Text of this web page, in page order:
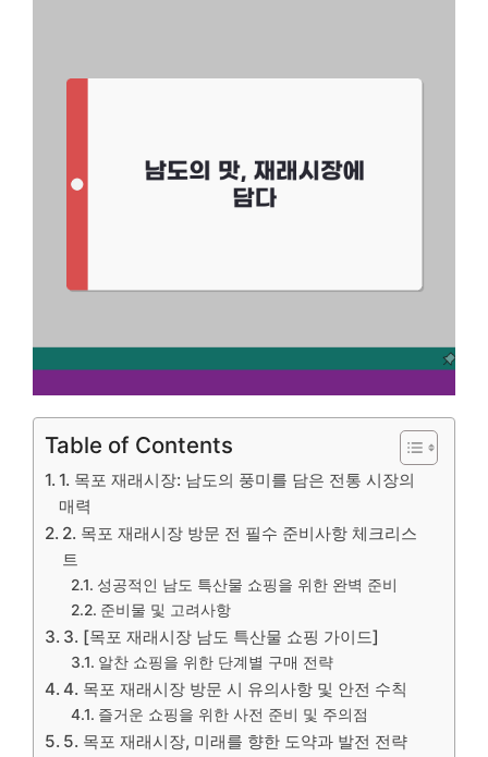
Table of Contents
1. 목포 재래시장: 남도의 풍미를 담은 전통 시장의
매력
2. 목포 재래시장 방문 전 필수 준비사항 체크리스
트
성공적인 남도 특산물 쇼핑을 위한 완벽 준비
준비물 및 고려사항
3. [목포 재래시장 남도 특산물 쇼핑 가이드]
알찬 쇼핑을 위한 단계별 구매 전략
4. 목포 재래시장 방문 시 유의사항 및 안전 수칙
즐거운 쇼핑을 위한 사전 준비 및 주의점
5. 목포 재래시장, 미래를 향한 도약과 발전 전략